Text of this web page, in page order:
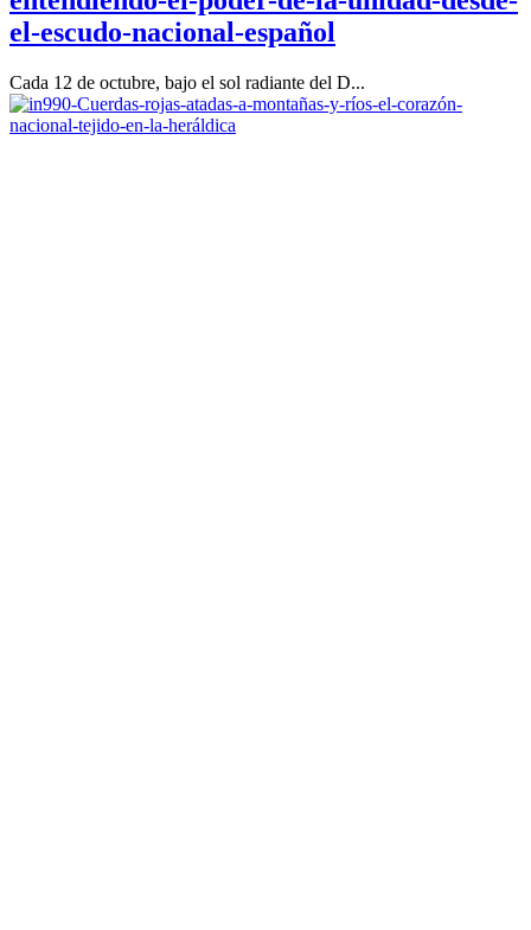
el-escudo-nacional-español
Cada 12 de octubre, bajo el sol radiante del D...